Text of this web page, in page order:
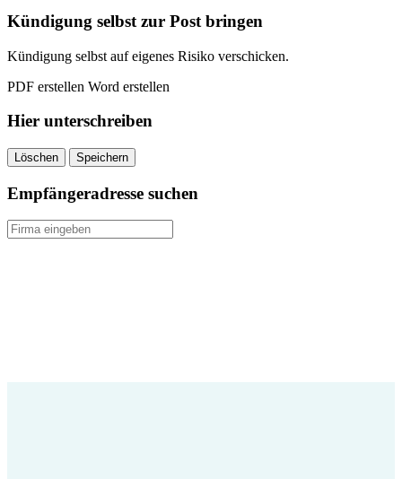
quantity
Kündigung selbst zur Post bringen
Kündigung selbst auf eigenes Risiko verschicken.
PDF erstellen Word erstellen
Hier unterschreiben
Löschen Speichern
Empfängeradresse suchen